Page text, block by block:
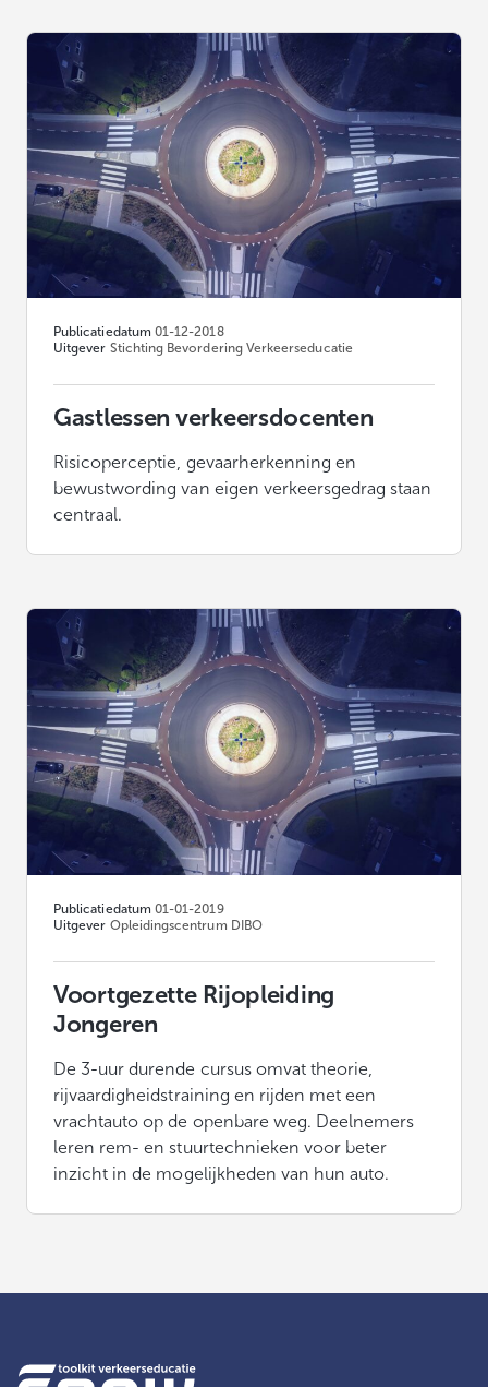
Publicatiedatum 01-12-2018
Uitgever Stichting Bevordering Verkeerseducatie
Gastlessen verkeersdocenten
Risicoperceptie, gevaarherkenning en
bewustwording van eigen verkeersgedrag staan
centraal.
Publicatiedatum 01-01-2019
Uitgever Opleidingscentrum DIBO
Voortgezette Rijopleiding
Jongeren
De 3-uur durende cursus omvat theorie,
rijvaardigheidstraining en rijden met een
vrachtauto op de openbare weg. Deelnemers
leren rem- en stuurtechnieken voor beter
inzicht in de mogelijkheden van hun auto.